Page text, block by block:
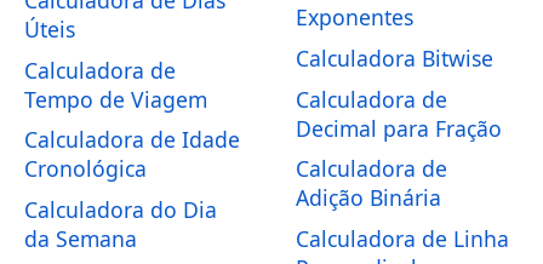
Úteis
Calculadora de
Tempo de Viagem
Calculadora de Idade
Cronológica
Calculadora do Dia
da Semana
Exponentes
Calculadora Bitwise
Calculadora de
Decimal para Fração
Calculadora de
Adição Binária
Calculadora de Linha